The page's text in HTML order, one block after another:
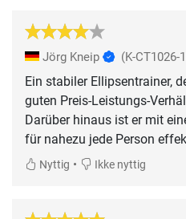
Jörg Kneip (K-CT1026-
Ein stabiler Ellipsentrainer,
guten Preis-Leistungs-
Darüber hinaus ist er mit
für nahezu jede Person
Nyttig • Ikke nyttig